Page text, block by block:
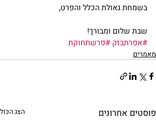
בשמחת גאולת הכלל והפרט,
שבת שלום ומבורך!
#אפרתבזק #פרשתחוקת
מאמרים
פוסטים אחרונים הצג הכול